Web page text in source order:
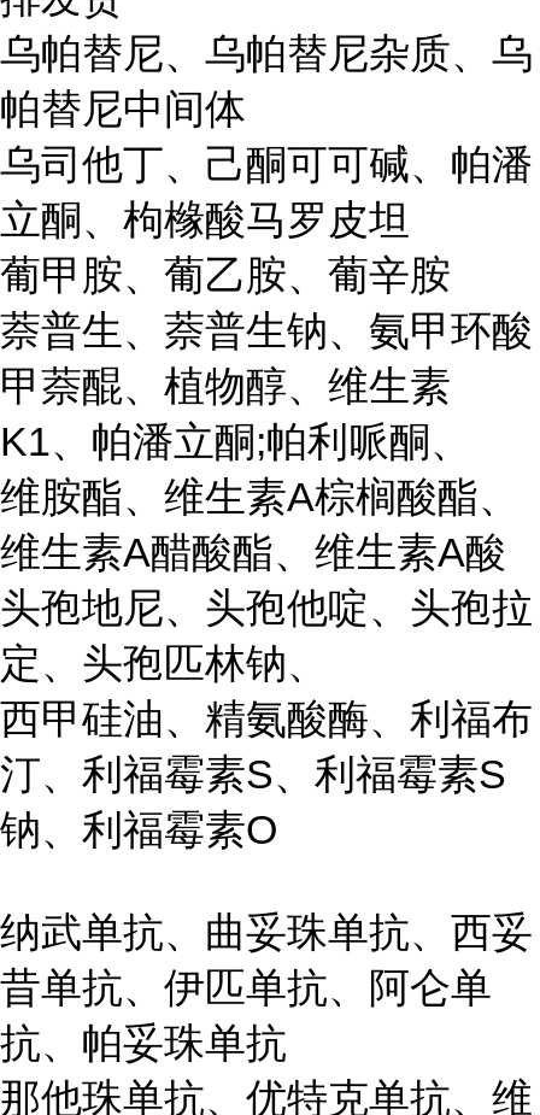
乌帕替尼、乌帕替尼杂质、乌
帕替尼中间体
乌司他丁、己酮可可碱、帕潘
立酮、枸橼酸马罗皮坦
葡甲胺、葡乙胺、葡辛胺
萘普生、萘普生钠、氨甲环酸
甲萘醌、植物醇、维生素
K1、帕潘立酮;帕利哌酮、
维胺酯、维生素A棕榈酸酯、
维生素A醋酸酯、维生素A酸
头孢地尼、头孢他啶、头孢拉
定、头孢匹林钠、
西甲硅油、精氨酸酶、利福布
汀、利福霉素S、利福霉素S
钠、利福霉素O
纳武单抗、曲妥珠单抗、西妥
昔单抗、伊匹单抗、阿仑单
抗、帕妥珠单抗
那他珠单抗、优特克单抗、维